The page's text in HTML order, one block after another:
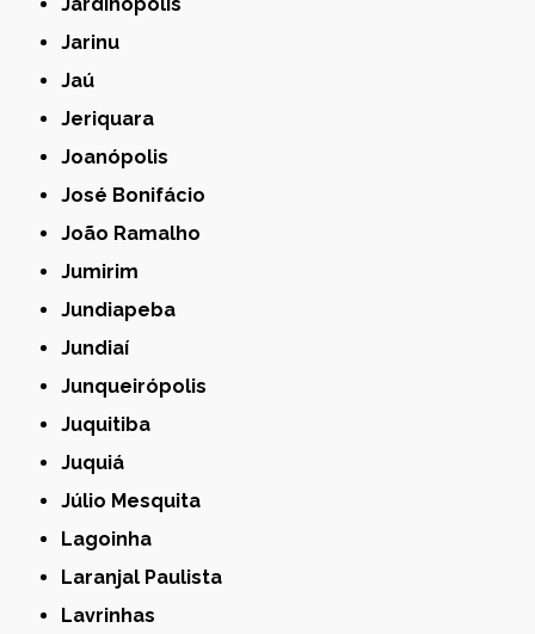
Jarinu
Jaú
Jeriquara
Joanópolis
José Bonifácio
João Ramalho
Jumirim
Jundiapeba
Jundiaí
Junqueirópolis
Juquitiba
Juquiá
Júlio Mesquita
Lagoinha
Laranjal Paulista
Lavrinhas